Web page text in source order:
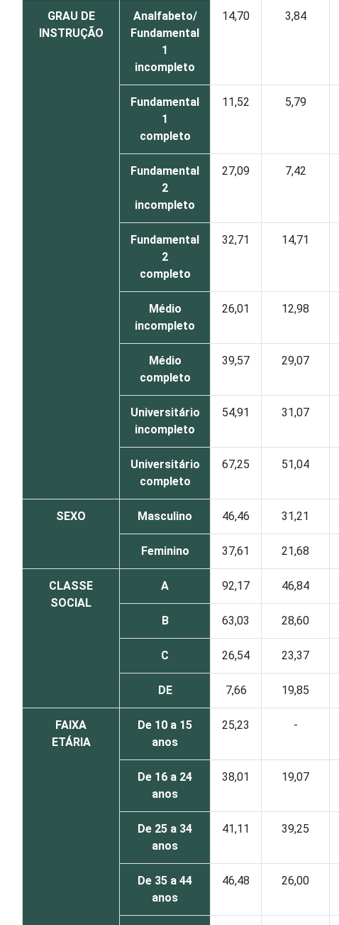
GRAU DE
INSTRUÇÃO
Analfabeto/
Fundamental
1
incompleto
14,70 3,84
Fundamental
1
completo
11,52 5,79
Fundamental
2
incompleto
27,09 7,42
Fundamental
2
completo
32,71 14,71
Médio
incompleto
26,01 12,98
Médio
completo
39,57 29,07
Universitário
incompleto
54,91 31,07
Universitário
completo
67,25 51,04
SEXO Masculino 46,46 31,21
Feminino 37,61 21,68
CLASSE
SOCIAL
A 92,17 46,84
B 63,03 28,60
C 26,54 23,37
DE 7,66 19,85
FAIXA
ETÁRIA
De 10 a 15
anos
25,23 -
De 16 a 24
anos
38,01 19,07
De 25 a 34
anos
41,11 39,25
De 35 a 44
anos
46,48 26,00